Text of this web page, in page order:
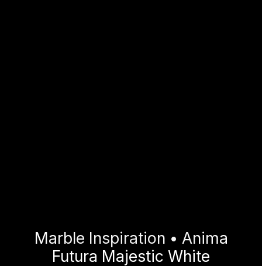
Marble Inspiration • Anima
Futura Majestic White